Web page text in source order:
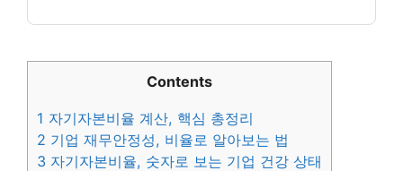
Contents
1 자기자본비율 계산, 핵심 총정리
2 기업 재무안정성, 비율로 알아보는 법
3 자기자본비율, 숫자로 보는 기업 건강 상태